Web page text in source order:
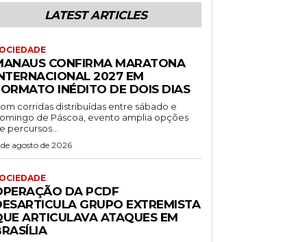
LATEST ARTICLES
CONFIRMA MARATONA
2027 EM
INÉDITO DE DOIS DIAS
corridas distribuídas entre sábado e
de Páscoa, evento amplia opções
percursos...
agosto de 2026
DA PCDF
GRUPO EXTREMISTA
ARTICULAVA ATAQUES EM